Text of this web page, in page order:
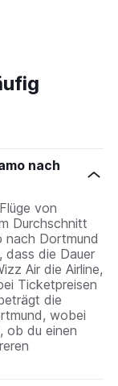
nach
von
Durchschnitt
nach Dortmund
dass die Dauer
Air die Airline,
Ticketpreisen
die
wobei
ob du einen